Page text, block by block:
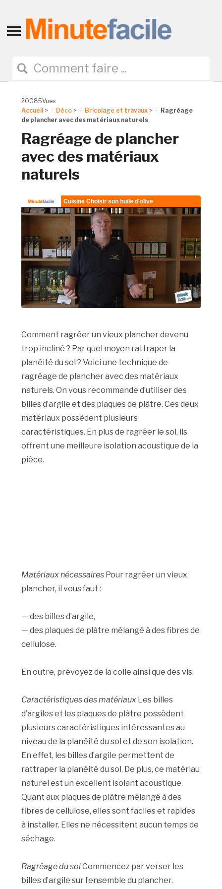
Toggle
navigation
20085Vues
Accueil > Déco > Bricolage et travaux >
Ragréage
de plancher avec des matériaux naturels
Ragréage de plancher
avec des matériaux
naturels
Comment ragréer un vieux plancher devenu
trop incliné ? Par quel moyen rattraper la
planéité du sol ? Voici une technique de
ragréage de plancher avec des matériaux
naturels. On vous recommande d’utiliser des
billes d’argile et des plaques de plâtre. Ces deux
matériaux possèdent plusieurs
caractéristiques. En plus de ragréer le sol, ils
offrent une meilleure isolation acoustique de la
pièce.
Matériaux nécessaires Pour ragréer un vieux
plancher, il vous faut :
— des billes d’argile,
— des plaques de plâtre mélangé à des fibres de
cellulose.
En outre, prévoyez de la colle ainsi que des vis.
Caractéristiques des matériaux Les billes
d’argiles et les plaques de plâtre possèdent
plusieurs caractéristiques intéressantes au
niveau de la planéité du sol et de son isolation.
En effet, les billes d’argile permettent de
rattraper la planéité du sol. De plus, ce matériau
naturel est un excellent isolant acoustique.
Quant aux plaques de plâtre mélangé à des
fibres de cellulose, elles sont faciles et rapides
à installer. Elles ne nécessitent aucun temps de
séchage.
Ragréage du solCommencez par verser les
billes d’argile sur l’ensemble du plancher.